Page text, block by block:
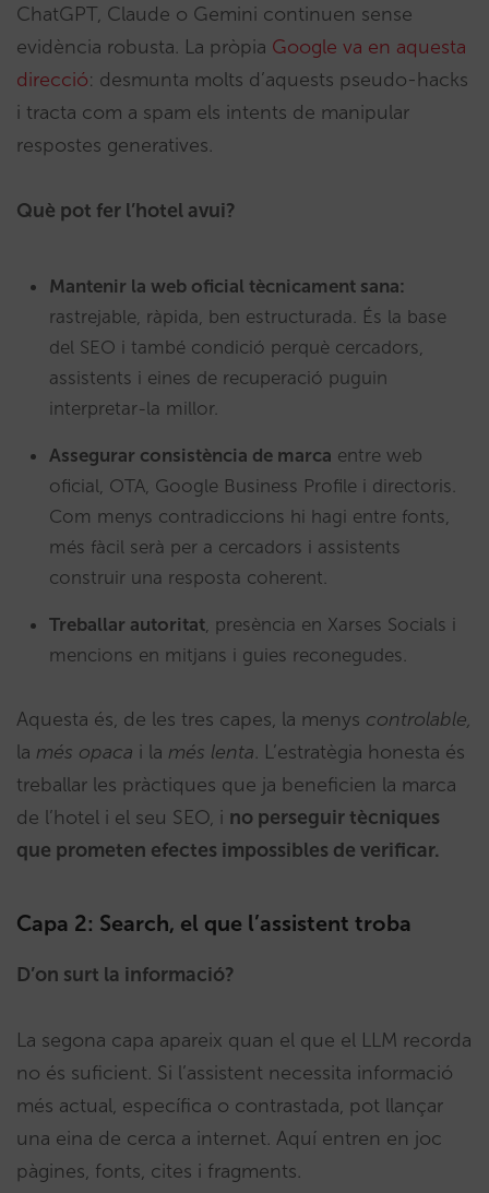
ChatGPT, Claude o Gemini continuen sense
evidència robusta. La pròpia Google va en aquesta
direcció: desmunta molts d’aquests pseudo-hacks
i tracta com a spam els intents de manipular
respostes generatives.
Què pot fer l’hotel avui?
Mantenir la web oficial tècnicament sana:
rastrejable, ràpida, ben estructurada. És la base
del SEO i també condició perquè cercadors,
assistents i eines de recuperació puguin
interpretar-la millor.
Assegurar consistència de marca entre web
oficial, OTA, Google Business Profile i directoris.
Com menys contradiccions hi hagi entre fonts,
més fàcil serà per a cercadors i assistents
construir una resposta coherent.
Treballar autoritat , presència en Xarses Socials i
mencions en mitjans i guies reconegudes.
Aquesta és, de les tres capes, la menys controlable,
la més opaca i la més lenta. L’estratègia honesta és
treballar les pràctiques que ja beneficien la marca
de l’hotel i el seu SEO, i no perseguir tècniques
que prometen efectes impossibles de verificar.
Capa 2: Search, el que l’assistent troba
D’on surt la informació?
La segona capa apareix quan el que el LLM recorda
no és suficient. Si l’assistent necessita informació
més actual, específica o contrastada, pot llançar
una eina de cerca a internet. Aquí entren en joc
pàgines, fonts, cites i fragments.